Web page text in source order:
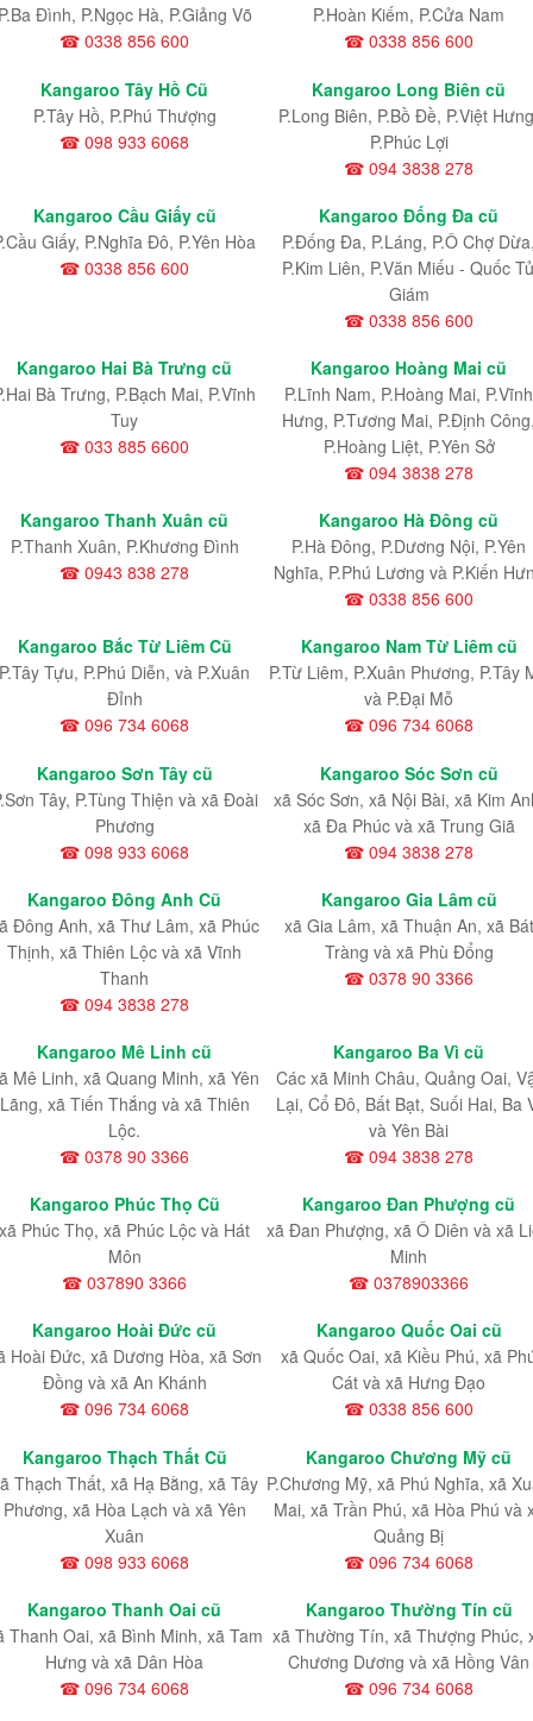
Đình, P.Ngọc Hà, P.Giảng Võ
☎ 0338 856 600
P.Hoàn Kiếm, P.Cửa Nam
☎ 0338 856 600
Kangaroo Tây Hồ Cũ
P.Tây Hồ, P.Phú Thượng
☎ 098 933 6068
Kangaroo Long Biên cũ
P.Long Biên, P.Bồ Đề, P.Việt
P.Phúc Lợi
☎ 094 3838 278
Kangaroo Cầu Giấy cũ
Giấy, P.Nghĩa Đô, P.Yên Hòa
☎ 0338 856 600
Kangaroo Đống Đa cũ
P.Đống Đa, P.Láng, P.Ô Chợ
P.Kim Liên, P.Văn Miếu - Quốc
Giám
☎ 0338 856 600
Kangaroo Hai Bà Trưng cũ
Bà Trưng, P.Bạch Mai, P.Vĩnh
Tuy
☎ 033 885 6600
Kangaroo Hoàng Mai cũ
P.Lĩnh Nam, P.Hoàng Mai, P.Vĩnh
Hưng, P.Tương Mai, P.Định
P.Hoàng Liệt, P.Yên Sở
☎ 094 3838 278
Kangaroo Thanh Xuân cũ
P.Thanh Xuân, P.Khương Đình
☎ 0943 838 278
Kangaroo Hà Đông cũ
P.Hà Đông, P.Dương Nội, P.Yên
Nghĩa, P.Phú Lương và P.Kiến
☎ 0338 856 600
Kangaroo Bắc Từ Liêm Cũ
P.Tây Tựu, P.Phú Diễn, và P.Xuân
Đỉnh
☎ 096 734 6068
Kangaroo Nam Từ Liêm cũ
P.Từ Liêm, P.Xuân Phương, P.Tây
và P.Đại Mỗ
☎ 096 734 6068
Kangaroo Sơn Tây cũ
Tây, P.Tùng Thiện và xã Đoài
Phương
☎ 098 933 6068
Kangaroo Sóc Sơn cũ
xã Sóc Sơn, xã Nội Bài, xã Kim
xã Đa Phúc và xã Trung Giã
☎ 094 3838 278
Kangaroo Đông Anh Cũ
Đông Anh, xã Thư Lâm, xã Phúc
Thịnh, xã Thiên Lộc và xã Vĩnh
Thanh
☎ 094 3838 278
Kangaroo Gia Lâm cũ
xã Gia Lâm, xã Thuận An, xã Bát
Tràng và xã Phù Đổng
☎ 0378 90 3366
Kangaroo Mê Linh cũ
Mê Linh, xã Quang Minh, xã Yên
Lãng, xã Tiến Thắng và xã Thiên
Lộc.
☎ 0378 90 3366
Kangaroo Ba Vì cũ
Các xã Minh Châu, Quảng Oai,
Lại, Cổ Đô, Bất Bạt, Suối Hai, Ba
và Yên Bài
☎ 094 3838 278
Kangaroo Phúc Thọ Cũ
xã Phúc Thọ, xã Phúc Lộc và Hát
Môn
☎ 037890 3366
Kangaroo Đan Phượng cũ
xã Đan Phượng, xã Ô Diên và xã
Minh
☎ 0378903366
Kangaroo Hoài Đức cũ
Hoài Đức, xã Dương Hòa, xã Sơn
Đồng và xã An Khánh
☎ 096 734 6068
Kangaroo Quốc Oai cũ
xã Quốc Oai, xã Kiều Phú, xã
Cát và xã Hưng Đạo
☎ 0338 856 600
Kangaroo Thạch Thất Cũ
Thạch Thất, xã Hạ Bằng, xã Tây
Phương, xã Hòa Lạch và xã Yên
Xuân
☎ 098 933 6068
Kangaroo Chương Mỹ cũ
P.Chương Mỹ, xã Phú Nghĩa, xã
Mai, xã Trần Phú, xã Hòa Phú và
Quảng Bị
☎ 096 734 6068
Kangaroo Thanh Oai cũ
Thanh Oai, xã Bình Minh, xã Tam
Hưng và xã Dân Hòa
☎ 096 734 6068
Kangaroo Thường Tín cũ
xã Thường Tín, xã Thượng Phúc,
Chương Dương và xã Hồng Vân
☎ 096 734 6068